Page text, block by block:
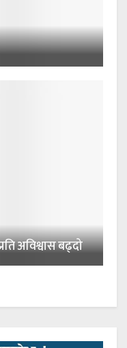
अविश्वास बढ्दो